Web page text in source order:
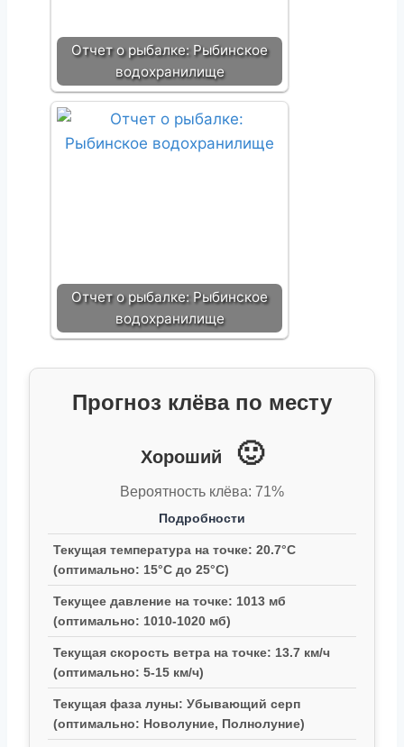
Отчет о рыбалке: Рыбинское
водохранилище
Отчет о рыбалке: Рыбинское
водохранилище
Прогноз клёва по месту
Хороший 🙂
Вероятность клёва: 71%
Подробности
Текущая температура на точке: 20.7°C
(оптимально: 15°C до 25°C)
Текущее давление на точке: 1013 мб
(оптимально: 1010-1020 мб)
Текущая скорость ветра на точке: 13.7 км/ч
(оптимально: 5-15 км/ч)
Текущая фаза луны: Убывающий серп
(оптимально: Новолуние, Полнолуние)